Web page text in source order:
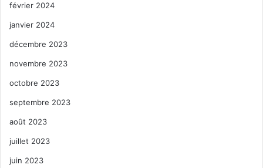
février 2024
janvier 2024
décembre 2023
novembre 2023
octobre 2023
septembre 2023
août 2023
juillet 2023
juin 2023